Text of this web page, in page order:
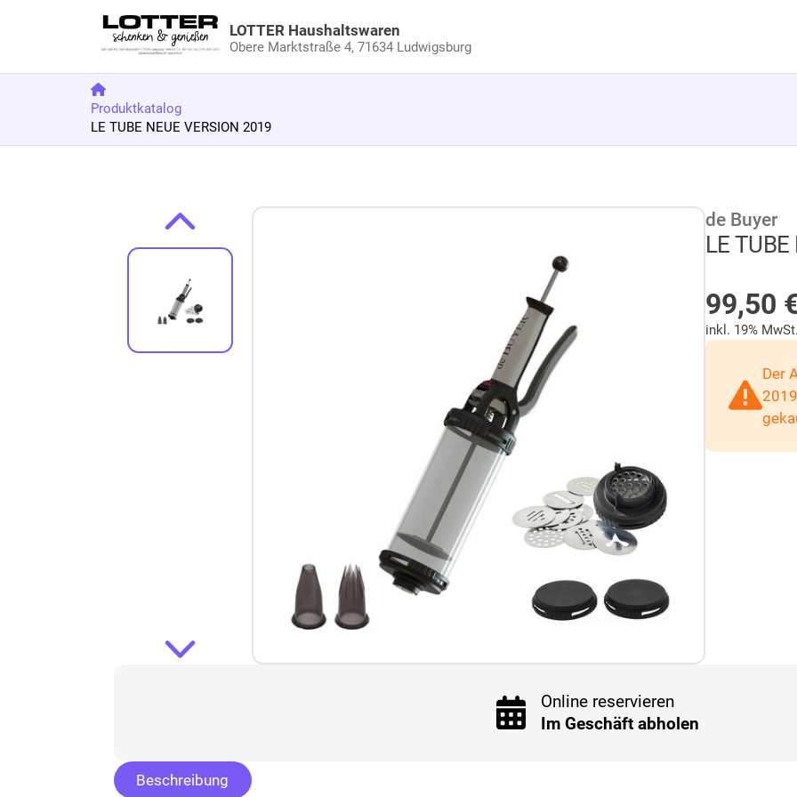
LOTTER Haushaltswaren
Obere Marktstraße 4, 71634 Ludwigsburg
Produktkatalog
LE TUBE NEUE VERSION 2019
Zur Produktbeschreibung springen de Buyer
LE
99,50
inkl. 19% MwSt.
Der
Online reservieren
Im Geschäft abholen
Beschreibung